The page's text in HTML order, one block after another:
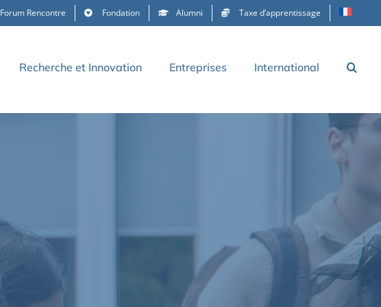
Forum Rencontre Fondation Alumni Taxe d’apprentissage
Recherche et Innovation Entreprises International